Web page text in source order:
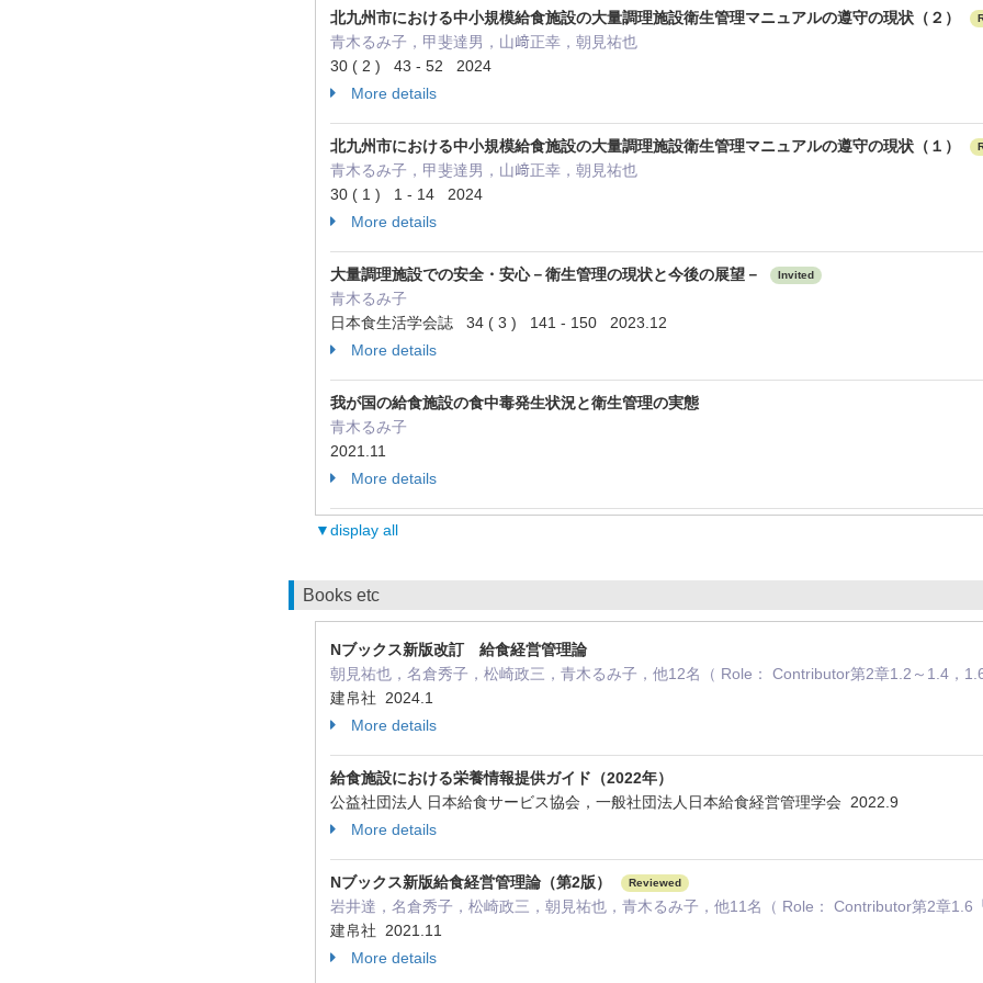
北九州市における中小規模給食施設の大量調理施設衛生管理マニュアルの遵守の現状（２）
青木るみ子，甲斐達男，山﨑正幸，朝見祐也
30 ( 2 ) 43 - 52 2024
More details
北九州市における中小規模給食施設の大量調理施設衛生管理マニュアルの遵守の現状（１）
青木るみ子，甲斐達男，山﨑正幸，朝見祐也
30 ( 1 ) 1 - 14 2024
More details
大量調理施設での安全・安心－衛生管理の現状と今後の展望－ Invited
青木るみ子
日本食生活学会誌 34 ( 3 ) 141 - 150 2023.12
More details
我が国の給食施設の食中毒発生状況と衛生管理の実態
青木るみ子
2021.11
More details
▼display all
Books etc
Nブックス新版改訂 給食経営管理論
朝見祐也，名倉秀子，松崎政三，青木るみ子，他12名（ Role： Contributor第2章1.2～1.4，1.6
建帛社 2024.1
More details
給食施設における栄養情報提供ガイド（2022年）
公益社団法人 日本給食サービス協会，一般社団法人日本給食経営管理学会 2022.9
More details
Nブックス新版給食経営管理論（第2版） Reviewed
岩井達，名倉秀子，松崎政三，朝見祐也，青木るみ子，他11名（ Role： Contributor第2章1.6
建帛社 2021.11
More details